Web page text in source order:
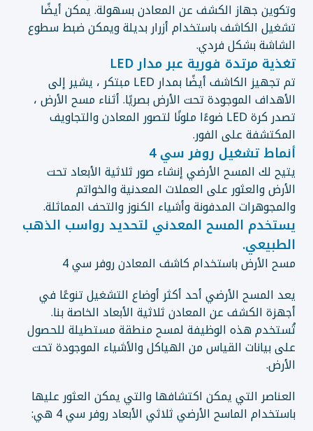
وتكوين جهاز الكشف عن المعادن بسهولة. يمكن أيضًا
تشغيل الكاشف باستخدام أزرار بديلة ويمكن ضبط سطوع
الشاشة بشكل فردي.
تغذية مرتدة فورية عبر مدار LED
تم تجهيز الكاشف أيضًا بمدار LED مبتكر ، يشير إلى
الأهداف الموجودة تحت الأرض بصريًا. أثناء مسح الأرض ،
تصدر كرة LED ضوءًا ملونًا لتصور المعادن والتجاويف
المكتشفة على الفور.
أنماط تشغيل روفر سي 4
يتيح لك المسح الأرضي إنشاء صور ثلاثية الأبعاد تحت
الأرض والعثور على العملات المعدنية والخواتم
والمجوهرات المدفونة وأشياء الكنوز والتحف المماثلة.
يستخدم المسح المعدني لتحديد رواسب الذهب
الطبيعي.
مسح الأرض باستخدام كاشف المعادن روفر سي 4
يعد المسح الأرضي أحد أكثر أوضاع التشغيل تنوعًا في
أجهزة الكشف عن المعادن ثلاثية الأبعاد الخاصة بنا.
تُستخدم هذه الوظيفة لمسح منطقة مستطيلة للحصول
على بيانات القياس من الهياكل والأشياء الموجودة تحت
الأرض.
العناصر التي يمكن اكتشافها والتي يمكن العثور عليها
باستخدام الماسح الأرضي ثلاثي الأبعاد روفر سي 4 هي: